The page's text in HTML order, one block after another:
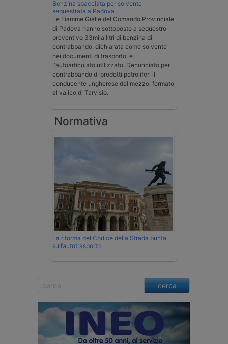
Benzina spacciata per solvente
sequestrata a Padova
Le Fiamme Gialle del Comando Provinciale
di Padova hanno sottoposto a sequestro
preventivo 33mila litri di benzina di
contrabbando, dichiarata come solvente
nei documenti di trasporto, e
l'autoarticolato utilizzato. Denunciato per
contrabbando di prodotti petroliferi il
conducente ungherese del mezzo, fermato
al valico di Tarvisio.
Normativa
La riforma del Codice della Strada punta
sull’autotrasporto
cerca